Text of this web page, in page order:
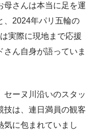
母さんは本当に足を運
、2024年パリ五輪の
実際に現地まで応援
ん自身が語っていま
セーヌ川沿いのスタッ
技は、連日満員の観客
気に包まれていまし